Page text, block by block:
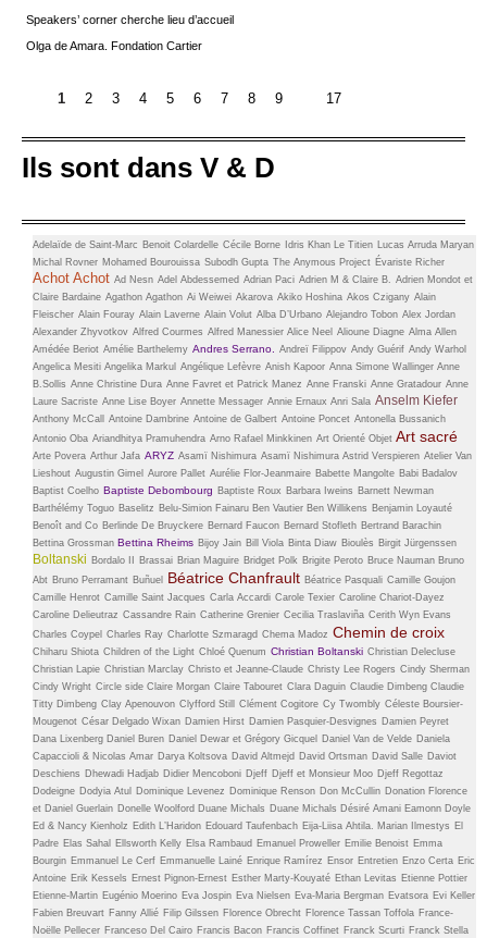
Speakers’ corner cherche lieu d’accueil
Olga de Amara. Fondation Cartier
1 2 3 4 5 6 7 8 9 17
Ils sont dans V & D
Adelaïde de Saint-Marc Benoit Colardelle Cécile Borne Idris Khan Le Titien Lucas Arruda Maryan
Michal Rovner Mohamed Bourouissa Subodh Gupta The Anymous Project Évariste Richer
Achot Achot Ad Nesn Adel Abdessemed Adrian Paci Adrien M & Claire B. Adrien Mondot et
Claire Bardaine Agathon Agathon Ai Weiwei Akarova Akiko Hoshina Akos Czigany Alain
Fleischer Alain Fouray Alain Laverne Alain Volut Alba D’Urbano Alejandro Tobon Alex Jordan
Alexander Zhyvotkov Alfred Courmes Alfred Manessier Alice Neel Alioune Diagne Alma Allen
Amédée Beriot Amélie Barthelemy Andres Serrano. Andreï Filippov Andy Guérif Andy Warhol
Angelica Mesiti Angelika Markul Angélique Lefèvre Anish Kapoor Anna Simone Wallinger Anne
B.Sollis Anne Christine Dura Anne Favret et Patrick Manez Anne Franski Anne Gratadour Anne
Laure Sacriste Anne Lise Boyer Annette Messager Annie Ernaux Anri Sala Anselm Kiefer
Anthony McCall Antoine Dambrine Antoine de Galbert Antoine Poncet Antonella Bussanich
Antonio Oba Ariandhitya Pramuhendra Arno Rafael Minkkinen Art Orienté Objet Art sacré
Arte Povera Arthur Jafa ARYZ Asamï Nishimura Asamï Nishimura Astrid Verspieren Atelier Van
Lieshout Augustin Gimel Aurore Pallet Aurélie Flor-Jeanmaire Babette Mangolte Babi Badalov
Baptist Coelho Baptiste Debombourg Baptiste Roux Barbara Iweins Barnett Newman
Barthélémy Toguo Baselitz Belu-Simion Fainaru Ben Vautier Ben Willikens Benjamin Loyauté
Benoît and Co Berlinde De Bruyckere Bernard Faucon Bernard Stofleth Bertrand Barachin
Bettina Grossman Bettina Rheims Bijoy Jain Bill Viola Binta Diaw Bioulès Birgit Jürgenssen
Boltanski Bordalo II Brassai Brian Maguire Bridget Polk Brigite Peroto Bruce Nauman Bruno
Abt Bruno Perramant Buñuel Béatrice Chanfrault Béatrice Pasquali Camille Goujon
Camille Henrot Camille Saint Jacques Carla Accardi Carole Texier Caroline Chariot-Dayez
Caroline Delieutraz Cassandre Rain Catherine Grenier Cecilia Traslaviña Cerith Wyn Evans
Charles Coypel Charles Ray Charlotte Szmaragd Chema Madoz Chemin de croix
Chiharu Shiota Children of the Light Chloé Quenum Christian Boltanski Christian Delecluse
Christian Lapie Christian Marclay Christo et Jeanne-Claude Christy Lee Rogers Cindy Sherman
Cindy Wright Circle side Claire Morgan Claire Tabouret Clara Daguin Claudie Dimbeng Claudie
Titty Dimbeng Clay Apenouvon Clyfford Still Clément Cogitore Cy Twombly Céleste Boursier-
Mougenot César Delgado Wixan Damien Hirst Damien Pasquier-Desvignes Damien Peyret
Dana Lixenberg Daniel Buren Daniel Dewar et Grégory Gicquel Daniel Van de Velde Daniela
Capaccioli & Nicolas Amar Darya Koltsova David Altmejd David Ortsman David Salle Daviot
Deschiens Dhewadi Hadjab Didier Mencoboni Djeff Djeff et Monsieur Moo Djeff Regottaz
Dodeigne Dodyia Atul Dominique Levenez Dominique Renson Don McCullin Donation Florence
et Daniel Guerlain Donelle Woolford Duane Michals Duane Michals Désiré Amani Eamonn Doyle
Ed & Nancy Kienholz Edith L’Haridon Edouard Taufenbach Eija-Liisa Ahtila. Marian Ilmestys El
Padre Elas Sahal Ellsworth Kelly Elsa Rambaud Emanuel Proweller Emilie Benoist Emma
Bourgin Emmanuel Le Cerf Emmanuelle Lainé Enrique Ramírez Ensor Entretien Enzo Certa Eric
Antoine Erik Kessels Ernest Pignon-Ernest Esther Marty-Kouyaté Ethan Levitas Etienne Pottier
Etienne-Martin Eugénio Moerino Eva Jospin Eva Nielsen Eva-Maria Bergman Evatsora Evi Keller
Fabien Breuvart Fanny Allié Filip Gilssen Florence Obrecht Florence Tassan Toffola France-
Noëlle Pellecer Franceso Del Cairo Francis Bacon Francis Coffinet Franck Scurti Franck Stella